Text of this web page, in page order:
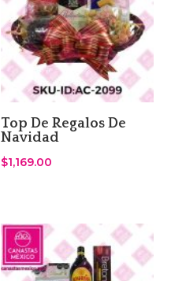
Top De Regalos De
Navidad
$1,169.00